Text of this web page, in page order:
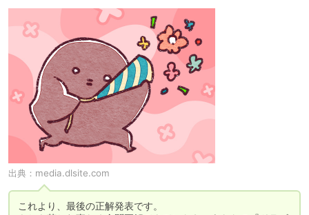
出典： media.dlsite.com
これより、最後の正解発表です。